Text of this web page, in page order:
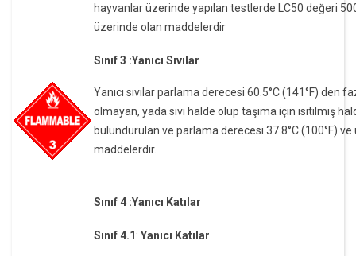
hayvanlar üzerinde yapılan testlerde LC50 değeri
üzerinde olan maddelerdir
Sınıf 3 :Yanıcı Sıvılar
Yanıcı sıvılar parlama derecesi 60.5°C (141°F) den
olmayan, yada sıvı halde olup taşıma için ısıtılmış
bulundurulan ve parlama derecesi 37.8°C (100°F)
maddelerdir.
Sınıf 4 :Yanıcı Katılar
Sınıf 4.1 : Yanıcı Katılar